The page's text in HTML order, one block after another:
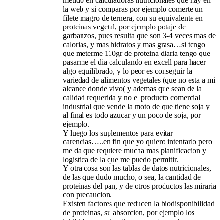
la web y si comparas por ejemplo comerte un
filete magro de ternera, con su equivalente en
proteinas vegetal, por ejemplo potaje de
garbanzos, pues resulta que son 3-4 veces mas de
calorias, y mas hidratos y mas grasa…si tengo
que meterme 110gr de proteina diaria tengo que
pasarme el dia calculando en excell para hacer
algo equilibrado, y lo peor es conseguir la
variedad de alimentos vegetales (que no esta a mi
alcance donde vivo( y ademas que sean de la
calidad requerida y no el producto comercial
industrial que vende la moto de que tiene soja y
al final es todo azucar y un poco de soja, por
ejemplo.
Y luego los suplementos para evitar
carencias…..en fin que yo quiero intentarlo pero
me da que requiere mucha mas planificacion y
logistica de la que me puedo permitir.
Y otra cosa son las tablas de datos nutricionales,
de las que dudo mucho, o sea, la cantidad de
proteinas del pan, y de otros productos las miraria
con precaucion.
Existen factores que reducen la biodisponibilidad
de proteinas, su absorcion, por ejemplo los